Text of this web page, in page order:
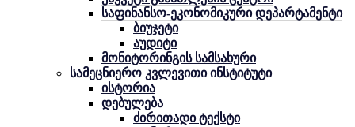
საფინანსო-ეკონომიკური დეპარტამენტი
ბიუჯეტი
აუდიტი
მონიტორინგის სამსახური
სამეცნიერო კვლევითი ინსტიტუტი
ისტორია
დებულება
ძირითადი ტექსტი